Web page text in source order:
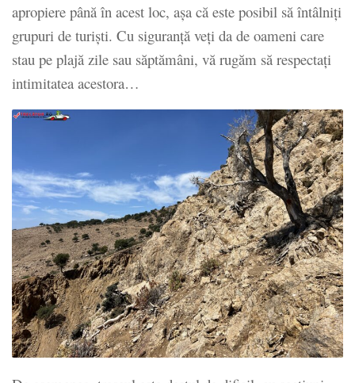
apropiere până în acest loc, așa că este posibil să întâlniți
grupuri de turiști. Cu siguranță veți da de oameni care
stau pe plajă zile sau săptămâni, vă rugăm să respectați
intimitatea acestora…